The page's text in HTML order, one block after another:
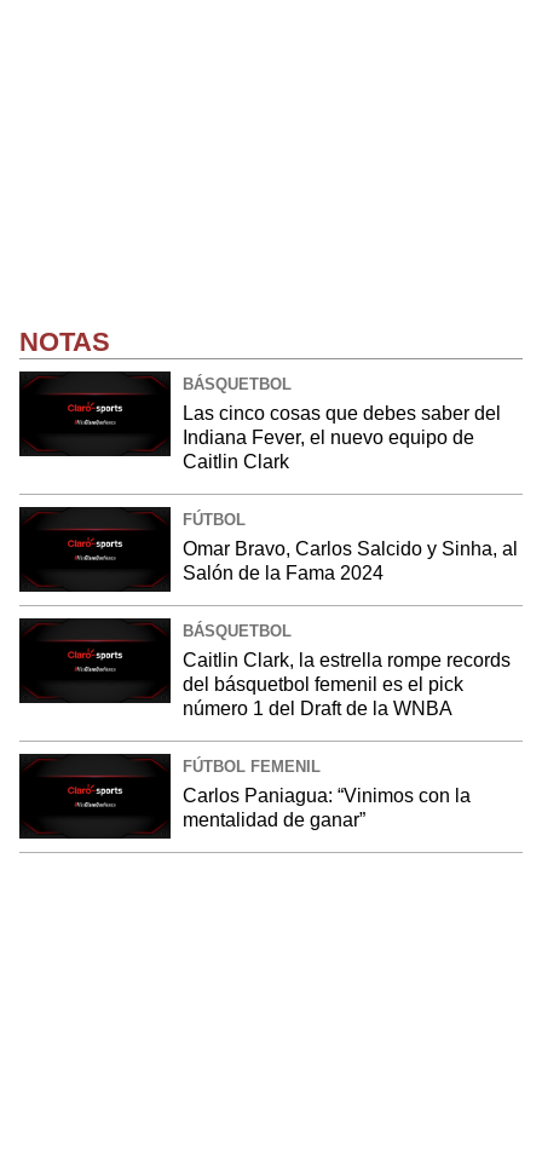
NOTAS
BÁSQUETBOL
Las cinco cosas que debes saber del
Indiana Fever, el nuevo equipo de
Caitlin Clark
FÚTBOL
Omar Bravo, Carlos Salcido y Sinha, al
Salón de la Fama 2024
BÁSQUETBOL
Caitlin Clark, la estrella rompe records
del básquetbol femenil es el pick
número 1 del Draft de la WNBA
FÚTBOL FEMENIL
Carlos Paniagua: “Vinimos con la
mentalidad de ganar”